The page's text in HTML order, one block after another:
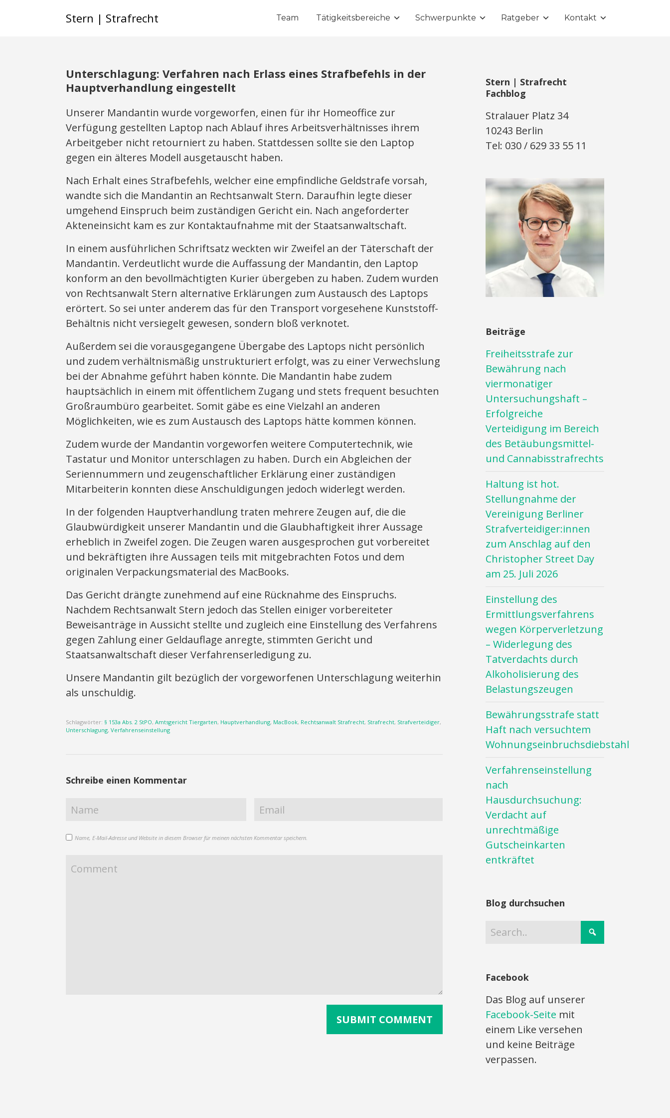
Stern | Strafrecht Team Tätigkeitsbereiche Schwerpunkte Ratgeber Kontakt
Unterschlagung: Verfahren nach Erlass eines Strafbefehls in der
Hauptverhandlung eingestellt
Unserer Mandantin wurde vorgeworfen, einen für ihr Homeoffice zur
Verfügung gestellten Laptop nach Ablauf ihres Arbeitsverhältnisses ihrem
Arbeitgeber nicht retourniert zu haben. Stattdessen sollte sie den Laptop
gegen ein älteres Modell ausgetauscht haben.
Nach Erhalt eines Strafbefehls, welcher eine empfindliche Geldstrafe vorsah,
wandte sich die Mandantin an Rechtsanwalt Stern. Daraufhin legte dieser
umgehend Einspruch beim zuständigen Gericht ein. Nach angeforderter
Akteneinsicht kam es zur Kontaktaufnahme mit der Staatsanwaltschaft.
In einem ausführlichen Schriftsatz weckten wir Zweifel an der Täterschaft der
Mandantin. Verdeutlicht wurde die Auffassung der Mandantin, den Laptop
konform an den bevollmächtigten Kurier übergeben zu haben. Zudem wurden
von Rechtsanwalt Stern alternative Erklärungen zum Austausch des Laptops
erörtert. So sei unter anderem das für den Transport vorgesehene Kunststoff-
Behältnis nicht versiegelt gewesen, sondern bloß verknotet.
Außerdem sei die vorausgegangene Übergabe des Laptops nicht persönlich
und zudem verhältnismäßig unstrukturiert erfolgt, was zu einer Verwechslung
bei der Abnahme geführt haben könnte. Die Mandantin habe zudem
hauptsächlich in einem mit öffentlichem Zugang und stets frequent besuchten
Großraumbüro gearbeitet. Somit gäbe es eine Vielzahl an anderen
Möglichkeiten, wie es zum Austausch des Laptops hätte kommen können.
Zudem wurde der Mandantin vorgeworfen weitere Computertechnik, wie
Tastatur und Monitor unterschlagen zu haben. Durch ein Abgleichen der
Seriennummern und zeugenschaftlicher Erklärung einer zuständigen
Mitarbeiterin konnten diese Anschuldigungen jedoch widerlegt werden.
In der folgenden Hauptverhandlung traten mehrere Zeugen auf, die die
Glaubwürdigkeit unserer Mandantin und die Glaubhaftigkeit ihrer Aussage
erheblich in Zweifel zogen. Die Zeugen waren ausgesprochen gut vorbereitet
und bekräftigten ihre Aussagen teils mit mitgebrachten Fotos und dem
originalen Verpackungsmaterial des MacBooks.
Das Gericht drängte zunehmend auf eine Rücknahme des Einspruchs.
Nachdem Rechtsanwalt Stern jedoch das Stellen einiger vorbereiteter
Beweisanträge in Aussicht stellte und zugleich eine Einstellung des Verfahrens
gegen Zahlung einer Geldauflage anregte, stimmten Gericht und
Staatsanwaltschaft dieser Verfahrenserledigung zu.
Unsere Mandantin gilt bezüglich der vorgeworfenen Unterschlagung weiterhin
als unschuldig.
Schlagwörter: § 153a Abs. 2 StPO, Amtsgericht Tiergarten, Hauptverhandlung, MacBook, Rechtsanwalt Strafrecht, Strafrecht, Strafverteidiger,
Unterschlagung, Verfahrenseinstellung
Schreibe einen Kommentar
Name, E-Mail-Adresse und Website in diesem Browser für meinen nächsten Kommentar speichern.
Stern | Strafrecht
Fachblog
Stralauer Platz 34
10243 Berlin
Tel: 030 / 629 33 55 11
Beiträge
Freiheitsstrafe zur
Bewährung nach
viermonatiger
Untersuchungshaft –
Erfolgreiche
Verteidigung im Bereich
des Betäubungsmittel-
und Cannabisstrafrechts
Haltung ist hot.
Stellungnahme der
Vereinigung Berliner
Strafverteidiger:innen
zum Anschlag auf den
Christopher Street Day
am 25. Juli 2026
Einstellung des
Ermittlungsverfahrens
wegen Körperverletzung
– Widerlegung des
Tatverdachts durch
Alkoholisierung des
Belastungszeugen
Bewährungsstrafe statt
Haft nach versuchtem
Wohnungseinbruchsdiebstahl
Verfahrenseinstellung
nach
Hausdurchsuchung:
Verdacht auf
unrechtmäßige
Gutscheinkarten
entkräftet
Blog durchsuchen
Facebook
Das Blog auf unserer
Facebook-Seite mit
einem Like versehen
und keine Beiträge
verpassen.